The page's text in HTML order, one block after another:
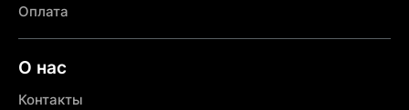
Оплата
О нас
Контакты